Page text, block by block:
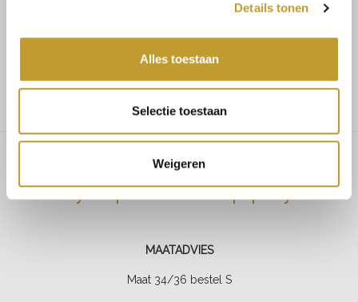
Details tonen
Alles toestaan
Selectie toestaan
Weigeren
Daleyza printed wrap playsuit
MAATADVIES
Maat 34/36 bestel S